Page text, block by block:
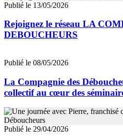
Publié le 13/05/2026
Rejoignez le réseau LA
DEBOUCHEURS
Publié le 08/05/2026
La Compagnie des
collectif au cœur des
Publié le 29/04/2026